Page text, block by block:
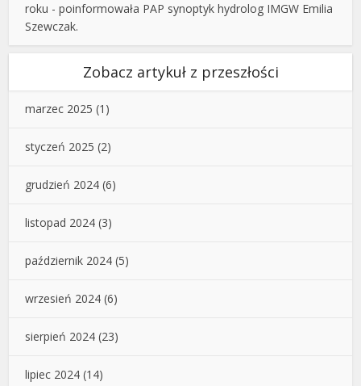
roku - poinformowała PAP synoptyk hydrolog IMGW Emilia
Szewczak.
Zobacz artykuł z przeszłości
marzec 2025 (1)
styczeń 2025 (2)
grudzień 2024 (6)
listopad 2024 (3)
październik 2024 (5)
wrzesień 2024 (6)
sierpień 2024 (23)
lipiec 2024 (14)